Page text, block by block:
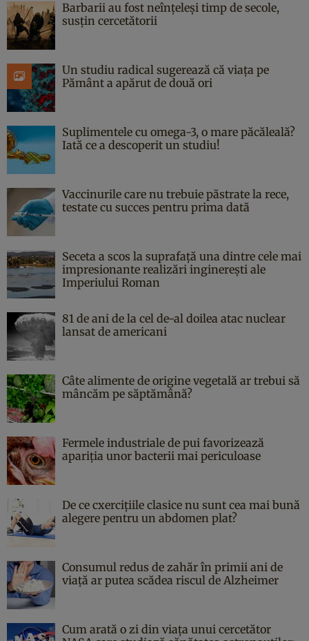
Barbarii au fost neînțeleși timp de secole,
susțin cercetătorii
Un studiu radical sugerează că viața pe
Pământ a apărut de două ori
Suplimentele cu omega-3, o mare păcăleală?
Iată ce a descoperit un studiu!
Vaccinurile care nu trebuie păstrate la rece,
testate cu succes pentru prima dată
Seceta a scos la suprafață una dintre cele mai
impresionante realizări inginerești ale
Imperiului Roman
81 de ani de la cel de-al doilea atac nuclear
lansat de americani
Câte alimente de origine vegetală ar trebui să
mâncăm pe săptămână?
Fermele industriale de pui favorizează
apariția unor bacterii mai periculoase
De ce cxercițiile clasice nu sunt cea mai bună
alegere pentru un abdomen plat?
Consumul redus de zahăr în primii ani de
viață ar putea scădea riscul de Alzheimer
Cum arată o zi din viața unui cercetător